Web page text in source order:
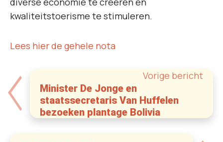
kwaliteitstoerisme te stimuleren.
Lees hier de gehele nota
Vorige bericht
Minister De Jonge en
staatssecretaris Van Huffelen
bezoeken plantage Bolivia